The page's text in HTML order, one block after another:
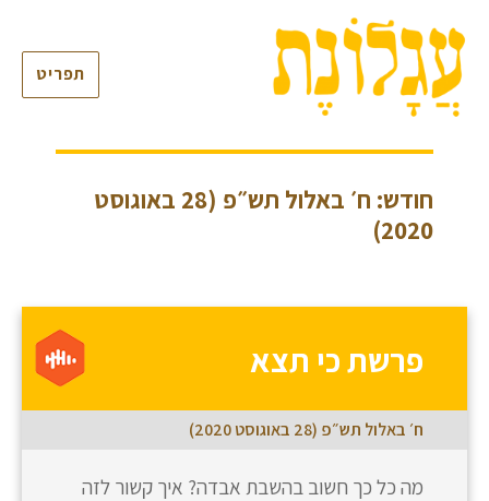
תפריט
חודש: ח׳ באלול תש״פ (28 באוגוסט
2020)
פרשת כי תצא
ח׳ באלול תש״פ (28 באוגוסט 2020)
מה כל כך חשוב בהשבת אבדה? איך קשור לזה